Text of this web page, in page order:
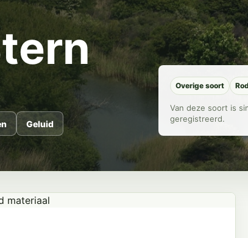
Geluid
Overige soort
Van deze soort is
geregistreerd.